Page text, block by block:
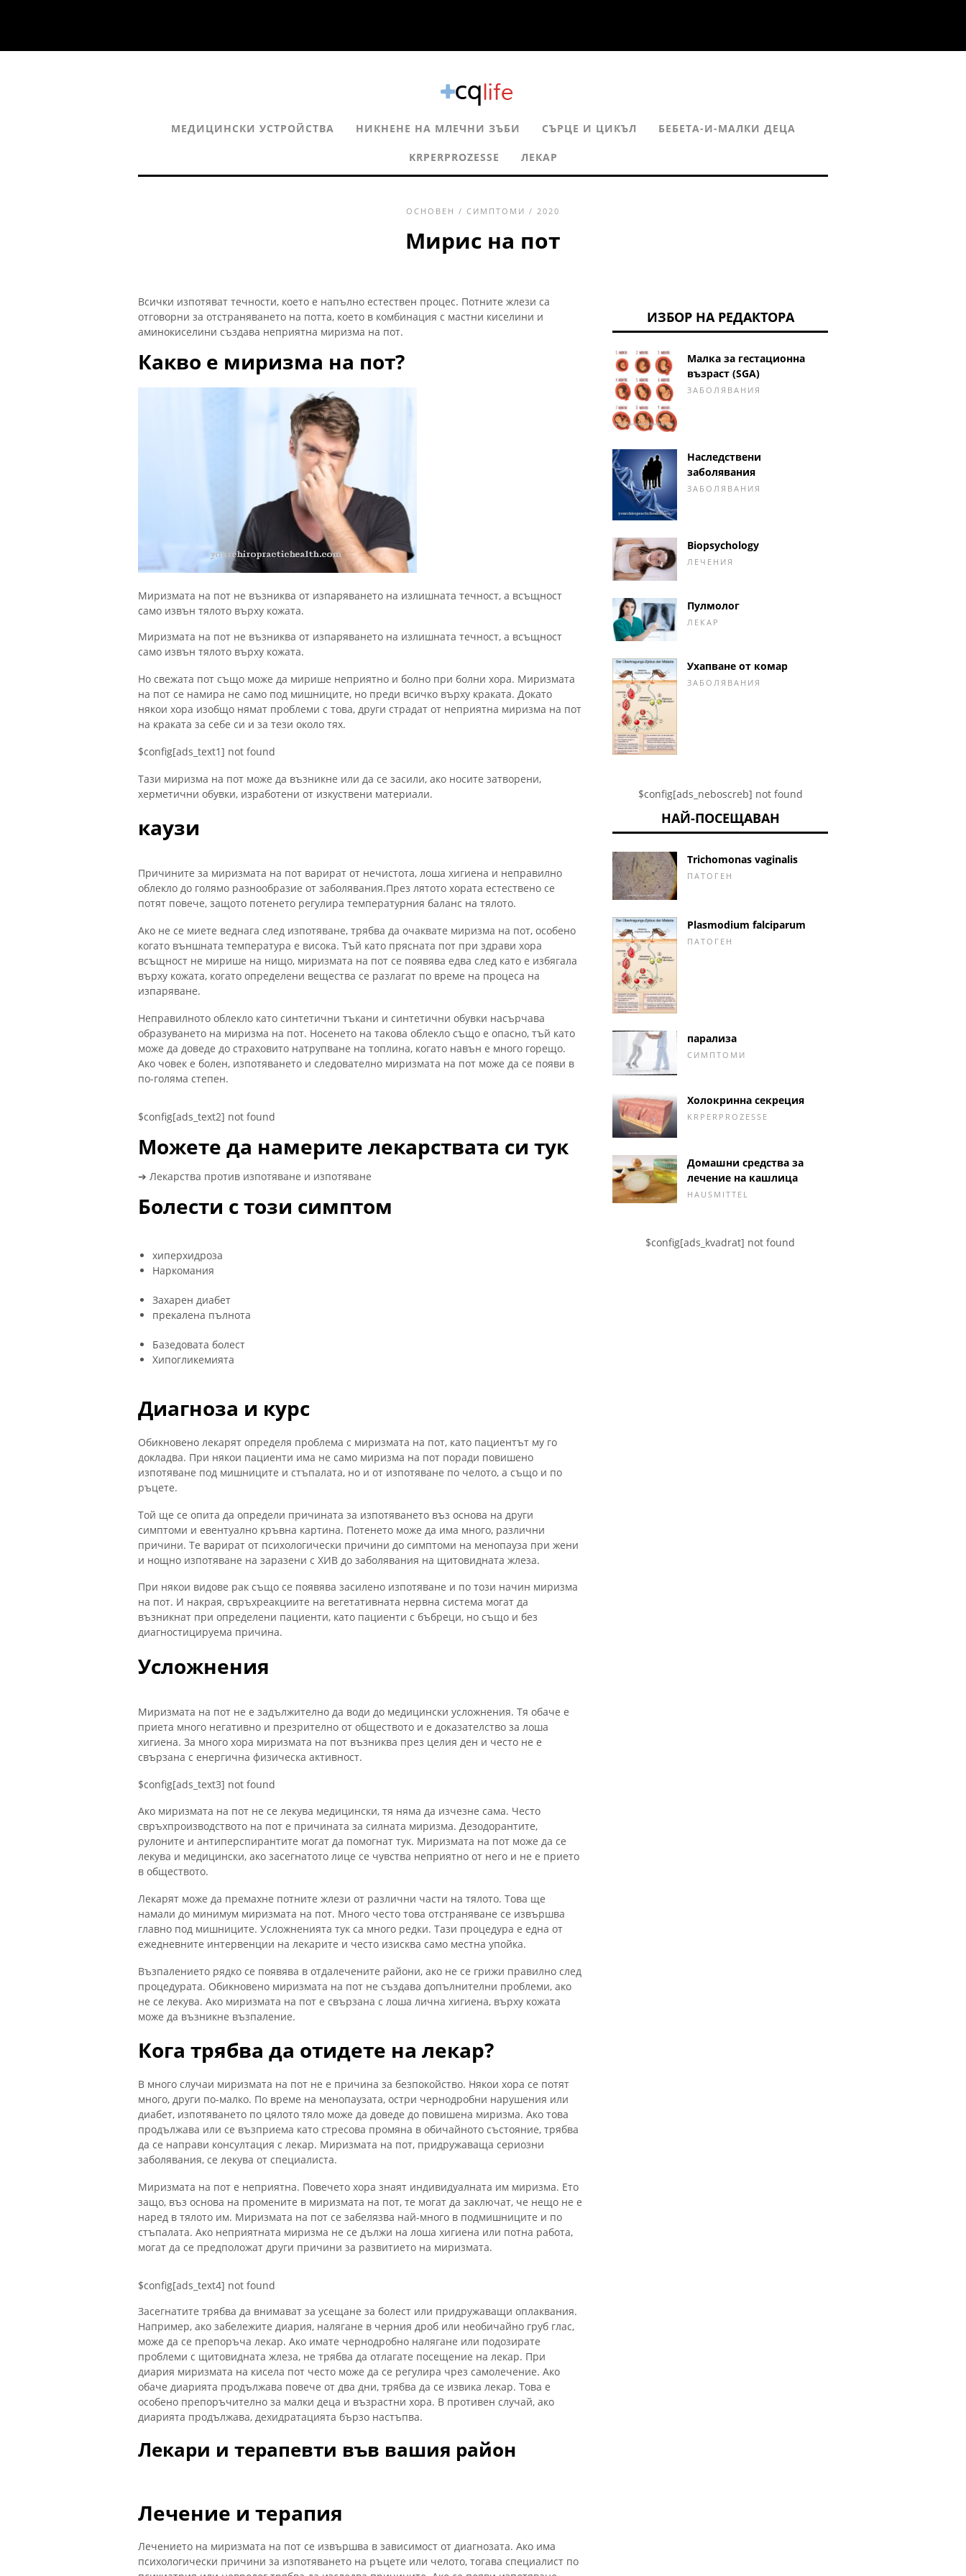
МЕДИЦИНСКИ УСТРОЙСТВА НИКНЕНЕ НА МЛЕЧНИ ЗЪБИ СЪРЦЕ И ЦИКЪЛ БЕБЕТА-И-МАЛКИ ДЕЦА
KRPERPROZESSE ЛЕКАР
ОСНОВЕН / СИМПТОМИ / 2020
Мирис на пот
Всички изпотяват течности, което е напълно естествен процес. Потните жлези са
отговорни за отстраняването на потта, което в комбинация с мастни киселини и
аминокиселини създава неприятна миризма на пот.
Какво е миризма на пот?
Миризмата на пот не възниква от изпаряването на излишната течност, а всъщност
само извън тялото върху кожата.
Миризмата на пот не възниква от изпаряването на излишната течност, а всъщност
само извън тялото върху кожата.
Но свежата пот също може да мирише неприятно и болно при болни хора. Миризмата
на пот се намира не само под мишниците, но преди всичко върху краката. Докато
някои хора изобщо нямат проблеми с това, други страдат от неприятна миризма на пот
на краката за себе си и за тези около тях.
$config[ads_text1] not found
Тази миризма на пот може да възникне или да се засили, ако носите затворени,
херметични обувки, изработени от изкуствени материали.
каузи
Причините за миризмата на пот варират от нечистота, лоша хигиена и неправилно
облекло до голямо разнообразие от заболявания.През лятото хората естествено се
потят повече, защото потенето регулира температурния баланс на тялото.
Ако не се миете веднага след изпотяване, трябва да очаквате миризма на пот, особено
когато външната температура е висока. Тъй като прясната пот при здрави хора
всъщност не мирише на нищо, миризмата на пот се появява едва след като е избягала
върху кожата, когато определени вещества се разлагат по време на процеса на
изпаряване.
Неправилното облекло като синтетични тъкани и синтетични обувки насърчава
образуването на миризма на пот. Носенето на такова облекло също е опасно, тъй като
може да доведе до страховито натрупване на топлина, когато навън е много горещо.
Ако човек е болен, изпотяването и следователно миризмата на пот може да се появи в
по-голяма степен.
$config[ads_text2] not found
Можете да намерите лекарствата си тук
➔ Лекарства против изпотяване и изпотяване
Болести с този симптом
хиперхидроза
Наркомания
Захарен диабет
прекалена пълнота
Базедовата болест
Хипогликемията
Диагноза и курс
Обикновено лекарят определя проблема с миризмата на пот, като пациентът му го
докладва. При някои пациенти има не само миризма на пот поради повишено
изпотяване под мишниците и стъпалата, но и от изпотяване по челото, а също и по
ръцете.
Той ще се опита да определи причината за изпотяването въз основа на други
симптоми и евентуално кръвна картина. Потенето може да има много, различни
причини. Те варират от психологически причини до симптоми на менопауза при жени
и нощно изпотяване на заразени с ХИВ до заболявания на щитовидната жлеза.
При някои видове рак също се появява засилено изпотяване и по този начин миризма
на пот. И накрая, свръхреакциите на вегетативната нервна система могат да
възникнат при определени пациенти, като пациенти с бъбреци, но също и без
диагностицируема причина.
Усложнения
Миризмата на пот не е задължително да води до медицински усложнения. Тя обаче е
приета много негативно и презрително от обществото и е доказателство за лоша
хигиена. За много хора миризмата на пот възниква през целия ден и често не е
свързана с енергична физическа активност.
$config[ads_text3] not found
Ако миризмата на пот не се лекува медицински, тя няма да изчезне сама. Често
свръхпроизводството на пот е причината за силната миризма. Дезодорантите,
рулоните и антиперспирантите могат да помогнат тук. Миризмата на пот може да се
лекува и медицински, ако засегнатото лице се чувства неприятно от него и не е прието
в обществото.
Лекарят може да премахне потните жлези от различни части на тялото. Това ще
намали до минимум миризмата на пот. Много често това отстраняване се извършва
главно под мишниците. Усложненията тук са много редки. Тази процедура е една от
ежедневните интервенции на лекарите и често изисква само местна упойка.
Възпалението рядко се появява в отдалечените райони, ако не се грижи правилно след
процедурата. Обикновено миризмата на пот не създава допълнителни проблеми, ако
не се лекува. Ако миризмата на пот е свързана с лоша лична хигиена, върху кожата
може да възникне възпаление.
Кога трябва да отидете на лекар?
В много случаи миризмата на пот не е причина за безпокойство. Някои хора се потят
много, други по-малко. По време на менопаузата, остри чернодробни нарушения или
диабет, изпотяването по цялото тяло може да доведе до повишена миризма. Ако това
продължава или се възприема като стресова промяна в обичайното състояние, трябва
да се направи консултация с лекар. Миризмата на пот, придружаваща сериозни
заболявания, се лекува от специалиста.
Миризмата на пот е неприятна. Повечето хора знаят индивидуалната им миризма. Ето
защо, въз основа на промените в миризмата на пот, те могат да заключат, че нещо не е
наред в тялото им. Миризмата на пот се забелязва най-много в подмишниците и по
стъпалата. Ако неприятната миризма не се дължи на лоша хигиена или потна работа,
могат да се предположат други причини за развитието на миризмата.
$config[ads_text4] not found
Засегнатите трябва да внимават за усещане за болест или придружаващи оплаквания.
Например, ако забележите диария, налягане в черния дроб или необичайно груб глас,
може да се препоръча лекар. Ако имате чернодробно налягане или подозирате
проблеми с щитовидната жлеза, не трябва да отлагате посещение на лекар. При
диария миризмата на кисела пот често може да се регулира чрез самолечение. Ако
обаче диарията продължава повече от два дни, трябва да се извика лекар. Това е
особено препоръчително за малки деца и възрастни хора. В противен случай, ако
диарията продължава, дехидратацията бързо настъпва.
Лекари и терапевти във вашия район
Лечение и терапия
Лечението на миризмата на пот се извършва в зависимост от диагнозата. Ако има
психологически причини за изпотяването на ръцете или челото, тогава специалист по
ИЗБОР НА РЕДАКТОРА
Малка за гестационна
възраст (SGA)
ЗАБОЛЯВАНИЯ
Наследствени
заболявания
ЗАБОЛЯВАНИЯ
Biopsychology
ЛЕЧЕНИЯ
Пулмолог
ЛЕКАР
Ухапване от комар
ЗАБОЛЯВАНИЯ
$config[ads_neboscreb] not found
НАЙ-ПОСЕЩАВАН
Trichomonas vaginalis
ПАТОГЕН
Plasmodium falciparum
ПАТОГЕН
парализа
СИМПТОМИ
Холокринна секреция
KRPERPROZESSE
Домашни средства за
лечение на кашлица
HAUSMITTEL
$config[ads_kvadrat] not found